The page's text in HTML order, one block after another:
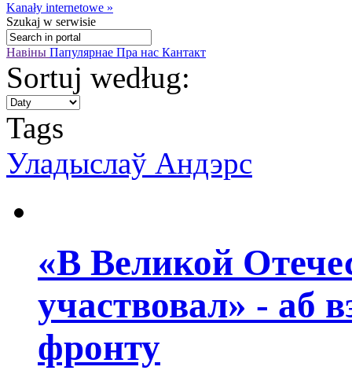
Kanały internetowe »
Szukaj w serwisie
Навіны Папулярнае Пра нас Кантакт
Sortuj według:
Tags
Уладыслаў Андэрс
«В Великой
участвовал» - аб
фронту